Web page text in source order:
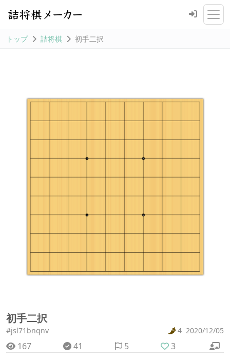
トップ 詰将棋 初手二択
初手二択
#jsl71bnqnv 4 2020/12/05
167 41 5 3